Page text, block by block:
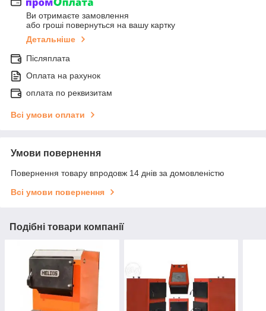
Ви отримаєте замовлення
або гроші повернуться на вашу картку
Детальніше
Післяплата
Оплата на рахунок
оплата по реквизитам
Всі умови оплати
Умови повернення
Повернення товару впродовж 14 днів за домовленістю
Всі умови повернення
Подібні товари компанії